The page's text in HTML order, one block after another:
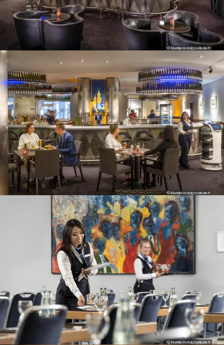
© Maritim Hotelgesellschaft
© Maritim Hotelgesellschaft
© Maritim Hotelgesellschaft